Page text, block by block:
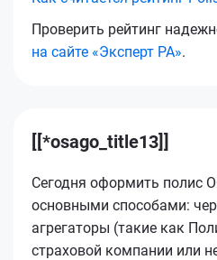
Проверить рейтинг
на сайте «Эксперт РА».
[[*osago_title13]]
Сегодня оформить полис
основными способами:
агрегаторы (такие как
страховой компании или